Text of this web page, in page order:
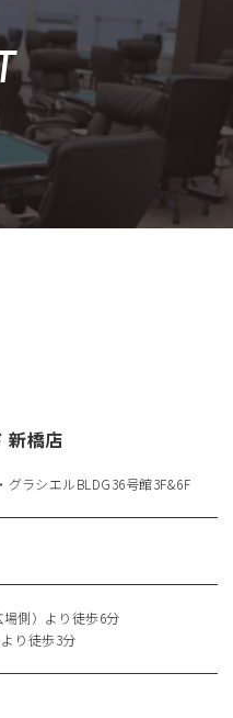
新橋店
ラシエルBLDG36号館3F&6F
側）より徒歩6分
り徒歩3分